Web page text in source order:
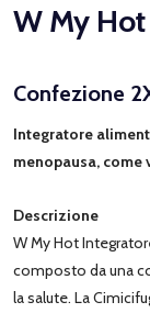
W My
Confezione
Integratore
menopausa,
Descrizione
W My Hot
composto da una
la salute. La